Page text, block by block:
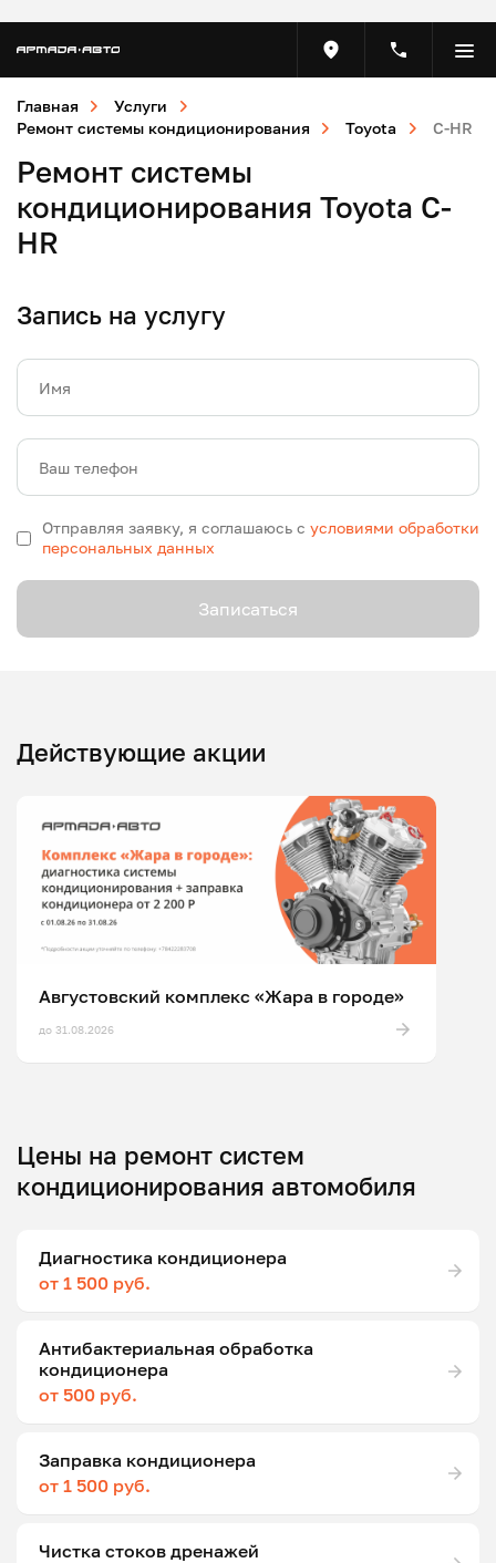
Главная
Услуги
Ремонт системы кондиционирования
Toyota C-HR
Ремонт системы
кондиционирования Toyota C-
HR
Запись на услугу
Имя
Ваш телефон
Отправляя заявку, я соглашаюсь с условиями обработки
персональных данных
Записаться
Действующие акции
Августовский комплекс «Жара в городе»
до 31.08.2026
Цены на ремонт систем
кондиционирования автомобиля
Диагностика кондиционера
от 1 500 руб.
Антибактериальная обработка
кондиционера
от 500 руб.
Заправка кондиционера
от 1 500 руб.
Чистка стоков дренажей